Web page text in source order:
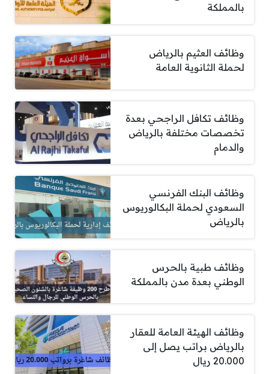
بالمملكة
وظائف العثيم بالرياض
لحملة الثانوية العامة
وظائف تكافل الراجحي بعدة
تخصصات مختلفة بالرياض
والدمام
وظائف البنك الفرنسي
السعودي لحملة البكالوريوس
بالرياض
وظائف طبية بالحرس
الوطني بعدة مدن بالمملكة
وظائف الهيئة العامة للعقار
بالرياض براتب يصل إلى
20.000 ريال